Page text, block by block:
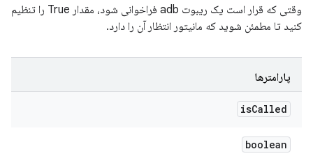
وقتی که قرار است یک ریبوت adb فراخوانی شود، مقدار True را تنظیم
کنید تا مطمئن شوید که مانیتور انتظار آن را دارد.
پارامترها
isCalled
boolean